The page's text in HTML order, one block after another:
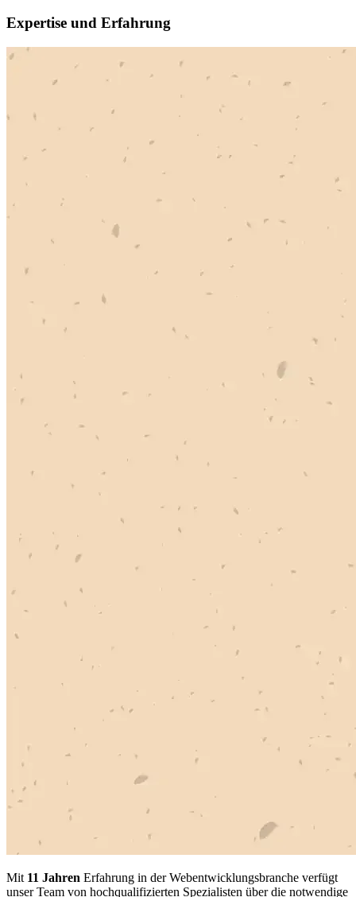
Expertise und Erfahrung
Mit 11 Jahren Erfahrung in der Webentwicklungsbranche verfügt
unser Team von hochqualifizierten Spezialisten über die notwendige